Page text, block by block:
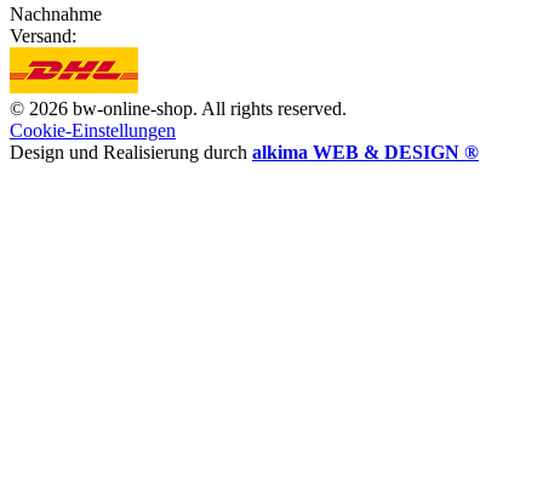
Nachnahme
Versand:
© 2026 bw-online-shop. All rights reserved.
Cookie-Einstellungen
Design und Realisierung durch alkima WEB & DESIGN ®